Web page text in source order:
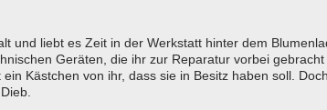
und liebt es Zeit in der Werkstatt hinter dem
Geräten, die ihr zur Reparatur vorbei
Kästchen von ihr, dass sie in Besitz haben soll.